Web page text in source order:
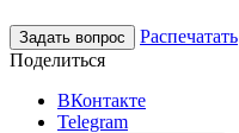
Задать вопрос
Распечатать
Поделиться
ВКонтакте
Telegram